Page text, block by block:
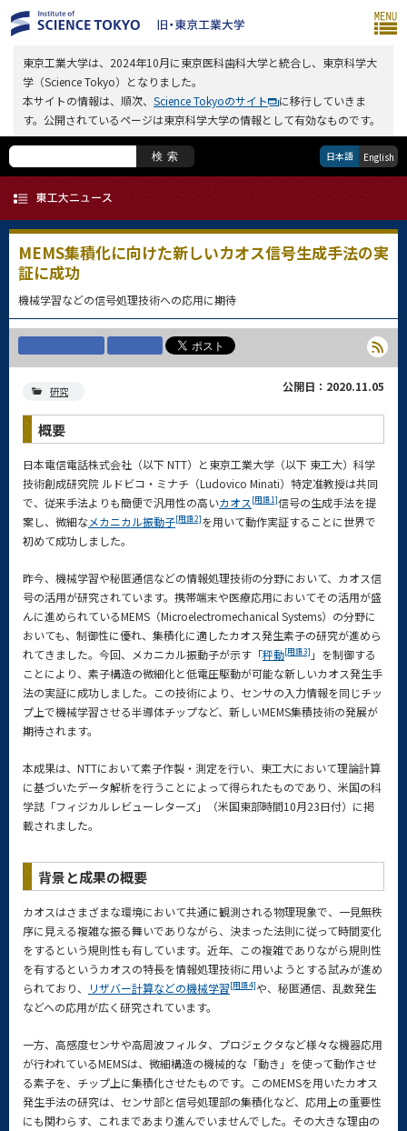
東京工業大学は、2024年10月に東京医科歯科大学と統合し、東京科学大
学（Science Tokyo）となりました。
本サイトの情報は、順次、 Science Tokyoのサイト
に移行していきま
す。公開されているページは東京科学大学の情報として有効なものです。
検索 日本語 English
MEMS集積化に向けた新しいカオス信号生成手法の実
証に成功
機械学習などの信号処理技術への応用に期待
研究 公開日：2020.11.05
概要
日本電信電話株式会社（以下 NTT）と東京工業大学（以下 東工大）科学
技術創成研究院 ルドビコ・ミナチ（Ludovico Minati）特定准教授は共同
で、従来手法よりも簡便で汎用性の高いカオス [用語1]信号の生成手法を提
案し、微細なメカニカル振動子[用語2]を用いて動作実証することに世界で
初めて成功しました。
昨今、機械学習や秘匿通信などの情報処理技術の分野において、カオス信
号の活用が研究されています。携帯端末や医療応用においてその活用が盛
んに進められているMEMS（Microelectromechanical Systems）の分野に
おいても、制御性に優れ、集積化に適したカオス発生素子の研究が進めら
れてきました。今回、メカニカル振動子が示す「秤動[用語3] 」を制御する
ことにより、素子構造の微細化と低電圧駆動が可能な新しいカオス発生手
法の実証に成功しました。この技術により、センサの入力情報を同じチッ
プ上で機械学習させる半導体チップなど、新しいMEMS集積技術の発展が
期待されます。
本成果は、NTTにおいて素子作製・測定を行い、東工大において理論計算
に基づいたデータ解析を行うことによって得られたものであり、米国の科
学誌「フィジカルレビューレターズ」（米国東部時間10月23日付）に掲
載されました。
背景と成果の概要
カオスはさまざまな環境において共通に観測される物理現象で、一見無秩
序に見える複雑な振る舞いでありながら、決まった法則に従って時間変化
をするという規則性も有しています。近年、この複雑でありながら規則性
を有するというカオスの特長を情報処理技術に用いようとする試みが進め
られており、
リザバー計算などの機械学習[用語4]や、秘匿通信、乱数発生
などへの応用が広く研究されています。
一方、高感度センサや高周波フィルタ、プロジェクタなど様々な機器応用
が行われているMEMSは、微細構造の機械的な「動き」を使って動作させ
る素子を、チップ上に集積化させたものです。このMEMSを用いたカオス
発生手法の研究は、センサ部と信号処理部の集積化など、応用上の重要性
にも関わらす、これまであまり進んでいませんでした。その大きな理由の